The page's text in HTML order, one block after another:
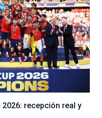
recepción real y